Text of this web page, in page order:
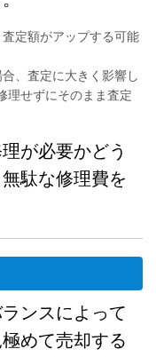
定額がアップする可能
、査定に大きく影響し
理せずにそのまま査定
が必要かどう
駄な修理費を
ンスによって
めて売却する